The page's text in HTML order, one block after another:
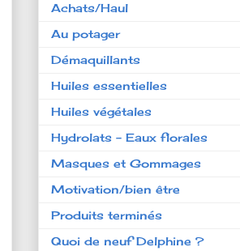
Achats/Haul
Au potager
Démaquillants
Huiles essentielles
Huiles végétales
Hydrolats - Eaux florales
Masques et Gommages
Motivation/bien être
Produits terminés
Quoi de neuf Delphine ?